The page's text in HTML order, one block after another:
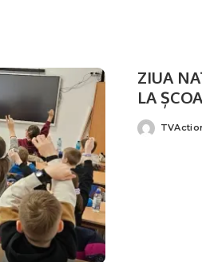
ZIUA
LA
Posted